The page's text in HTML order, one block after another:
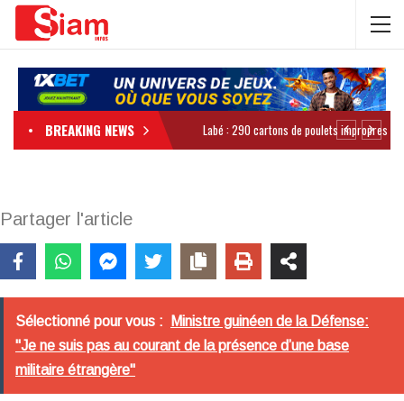
BREAKING NEWS
Partager l'article
Sélectionné pour vous :
Ministre guinéen de la Défense:
"Je ne suis pas au courant de la présence d’une base
militaire étrangère"